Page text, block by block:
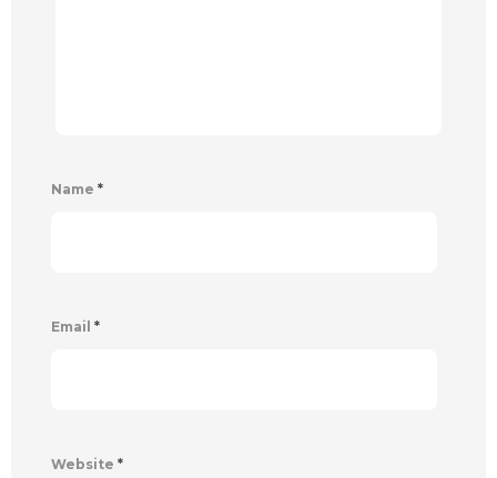
Name *
Email *
Website *